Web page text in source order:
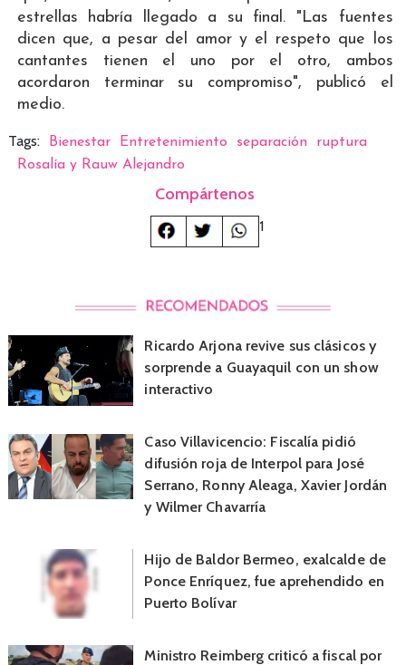
estrellas habría llegado a su final. "Las fuentes
dicen que, a pesar del amor y el respeto que los
cantantes tienen el uno por el otro, ambos
acordaron terminar su compromiso", publicó el
medio.
Tags: Bienestar Entretenimiento separación
ruptura
Rosalía y Rauw Alejandro
Compártenos
1
Ricardo Arjona revive sus clásicos y
sorprende a Guayaquil con un show
interactivo
Caso Villavicencio: Fiscalía pidió
difusión roja de Interpol para José
Serrano, Ronny Aleaga, Xavier Jordán
y Wilmer Chavarría
Hijo de Baldor Bermeo, exalcalde de
Ponce Enríquez, fue aprehendido en
Puerto Bolívar
Ministro Reimberg criticó a fiscal por